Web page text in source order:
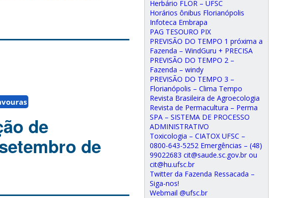
de
de
Herbário FLOR – UFSC
Horários ônibus Florianópolis
Infoteca Embrapa
PAG TESOURO PIX
PREVISÃO DO TEMPO 1 próxima a
Fazenda – WindGuru + PRECISA
PREVISÃO DO TEMPO 2 –
Fazenda – windy
PREVISÃO DO TEMPO 3 –
Florianópolis – Clima Tempo
Revista Brasileira de Agroecologia
Revista de Permacultura – Perma
SPA – SISTEMA DE PROCESSO
ADMINISTRATIVO
Toxicologia – CIATOX UFSC –
0800-643-5252 Emergências – (48)
99022683 cit@saude.sc.gov.br ou
cit@hu.ufsc.br
Twitter da Fazenda Ressacada –
Siga-nos!
Webmail @ufsc.br